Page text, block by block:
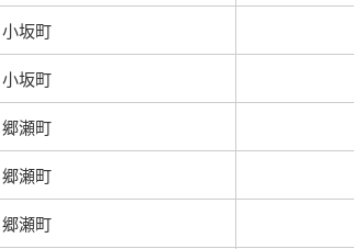
小坂町
小坂町
郷瀬町
郷瀬町
郷瀬町